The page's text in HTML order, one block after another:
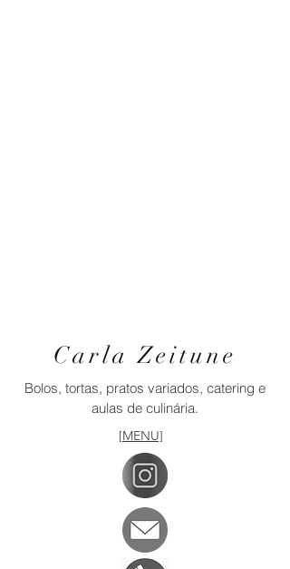
Carla Zeitune
Bolos, tortas, pratos variados, catering e
aulas de culinária.
[MENU]